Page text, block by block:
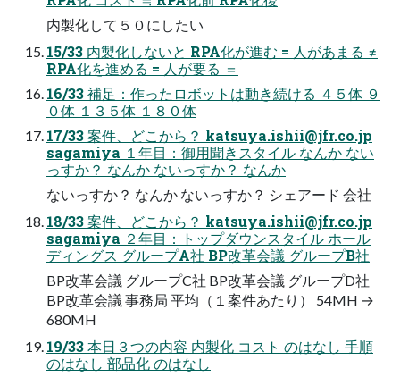
内製化して５０にしたい
15/33 内製化しないと RPA化が進む = 人があまる ≠
RPA化を進める = 人が要る ＝
16/33 補足：作ったロボットは動き続ける ４５体 ９
０体 １３５体 １８０体
17/33 案件、どこから？ katsuya.ishii@jfr.co.jp
sagamiya １年目：御用聞きスタイル なんか ない
っすか？ なんか ないっすか？ なんか
ないっすか？ なんか ないっすか？ シェアード 会社
18/33 案件、どこから？ katsuya.ishii@jfr.co.jp
sagamiya ２年目：トップダウンスタイル ホール
ディングス グループA社 BP改革会議 グループB社
BP改革会議 グループC社 BP改革会議 グループD社
BP改革会議 事務局 平均（１案件あたり） 54MH →
680MH
19/33 本日３つの内容 内製化 コスト のはなし 手順
のはなし 部品化 のはなし